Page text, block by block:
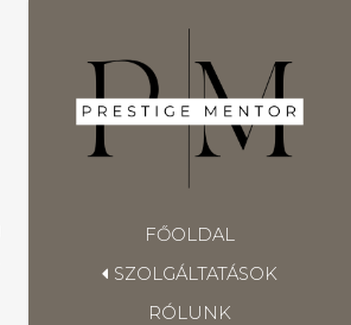
FŐOLDAL
SZOLGÁLTATÁSOK
RÓLUNK